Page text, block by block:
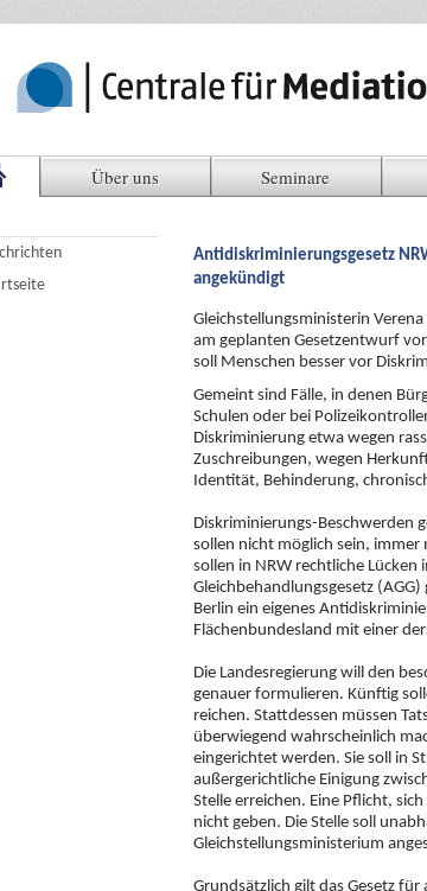
Über uns Seminare
Antidiskriminierungsgesetz
angekündigt
Gleichstellungsministerin
am geplanten Gesetzentwurf
soll Menschen besser vor
Gemeint sind Fälle, in denen
Schulen oder bei
Diskriminierung etwa wegen
Zuschreibungen, wegen
Identität, Behinderung,
Diskriminierungs-Beschwerden
sollen nicht möglich sein,
sollen in NRW rechtliche
Gleichbehandlungsgesetz
Berlin ein eigenes
Flächenbundesland mit einer
Die Landesregierung will den
genauer formulieren. Künftig
reichen. Stattdessen müssen
überwiegend wahrscheinlich
eingerichtet werden. Sie soll in
außergerichtliche Einigung
Stelle erreichen. Eine Pflicht,
nicht geben. Die Stelle soll
Gleichstellungsministerium
Grundsätzlich gilt das Gesetz